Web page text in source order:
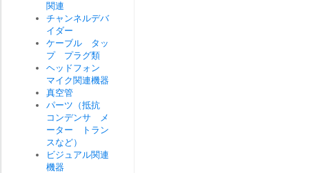
関連
チャンネルデバ
イダー
ケーブル タッ
プ プラグ類
ヘッドフォン
マイク関連機器
真空管
パーツ（抵抗
コンデンサ メ
ーター トラン
スなど）
ビジュアル関連
機器